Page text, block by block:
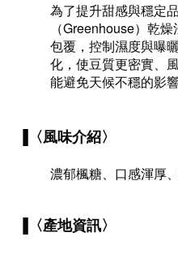
為了提升甜感與穩定
（Greenhouse）乾
包覆，控制濕度與曝
化，使豆質更密實、
能避免天候不穩的影
▐〈風味介紹〉
濃郁楓糖、口感渾厚
▐〈產地資訊〉